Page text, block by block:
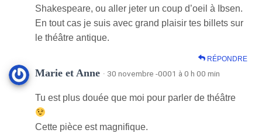
Shakespeare, ou aller jeter un coup d’oeil à Ibsen.
En tout cas je suis avec grand plaisir tes billets sur
le théâtre antique.
RÉPONDRE
Marie et Anne · 30 novembre -0001 à 0 h 00 min
Tu est plus douée que moi pour parler de théâtre
Cette pièce est magnifique.